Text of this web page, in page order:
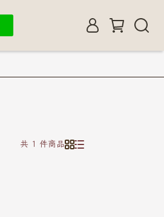
共 1 件商品